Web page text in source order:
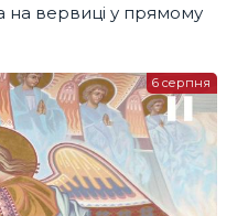
вервиці у прямому
6 серпня